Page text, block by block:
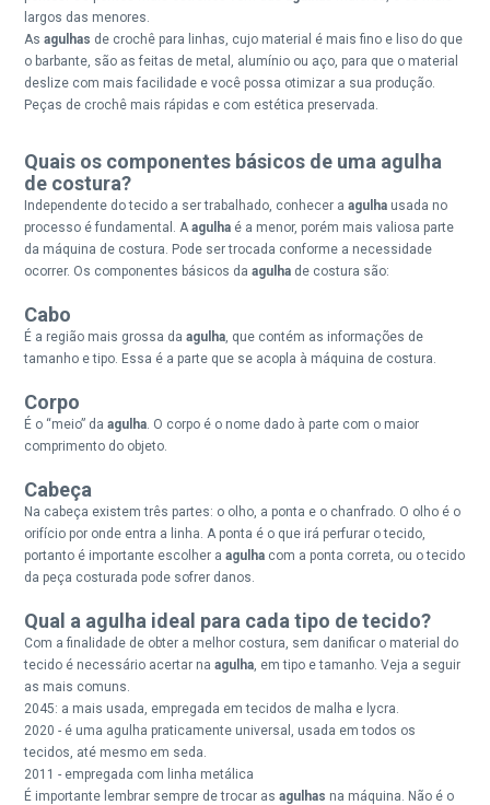
largos das menores.
Asagulhas de crochê para linhas, cujo material é mais fino e liso do que
o barbante, são as feitas de metal, alumínio ou aço, para que o material
deslize com mais facilidade e você possa otimizar a sua produção.
Peças de crochê mais rápidas e com estética preservada.
Quais os componentes básicos de uma agulha
de costura?
Independente do tecido a ser trabalhado, conhecer aagulha usada no
processo é fundamental. Aagulha é a menor, porém mais valiosa parte
da máquina de costura. Pode ser trocada conforme a necessidade
ocorrer. Os componentes básicos daagulha de costura são:
Cabo
É a região mais grossa daagulha, que contém as informações de
tamanho e tipo. Essa é a parte que se acopla à máquina de costura.
Corpo
É o “meio” daagulha. O corpo é o nome dado à parte com o maior
comprimento do objeto.
Cabeça
Na cabeça existem três partes: o olho, a ponta e o chanfrado. O olho é o
orifício por onde entra a linha. A ponta é o que irá perfurar o tecido,
portanto é importante escolher aagulha com a ponta correta, ou o tecido
da peça costurada pode sofrer danos.
Qual a agulha ideal para cada tipo de tecido?
Com a finalidade de obter a melhor costura, sem danificar o material do
tecido é necessário acertar naagulha, em tipo e tamanho. Veja a seguir
as mais comuns.
2045: a mais usada, empregada em tecidos de malha e lycra.
2020 - é uma agulha praticamente universal, usada em todos os
tecidos, até mesmo em seda.
2011 - empregada com linha metálica
É importante lembrar sempre de trocar asagulhas na máquina. Não é o